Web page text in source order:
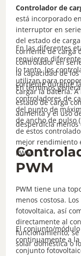
Controlador de
está incorporado
interruptor en
del estado de
corriente de carga
controlador en
la capacidad de
corriente durante
En las diferentes
requieren
lo tanto, los
utilizan para
cargar la batería.
estado de carga
aumenta y el uso
desperdicia menos
En términos
controladores de
del punto de
de ancho de pulso
de estos
mejor rendimiento
PWM.
PWM
PWM tiene una
menos costosa.
fotovoltaica, así
directamente al
funcionamiento;
solar doméstica o
El conjunto/
continuamente a
conjunto